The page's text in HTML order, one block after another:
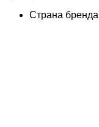
Страна бренда